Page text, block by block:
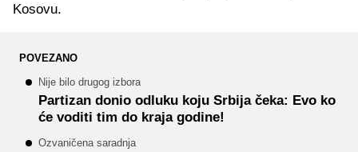
Kosovu.
POVEZANO
Nije bilo drugog izbora
Partizan donio odluku koju Srbija čeka: Evo ko
će voditi tim do kraja godine!
Ozvaničena saradnja